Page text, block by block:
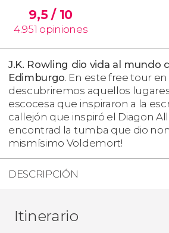
9,5/ 10
4.951 opiniones
J.K. Rowling dio vida al mundo
Edimburgo. En este free tour
descubriremos aquellos
escocesa que inspiraron a la
callejón que inspiró el Diagon
encontrad la tumba que dio
mismísimo Voldemort!
DESCRIPCIÓN
Itinerario